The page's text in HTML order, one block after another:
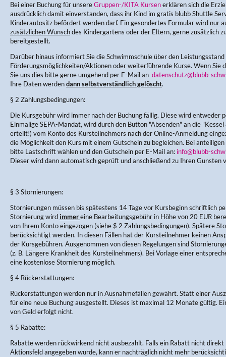
Bei einer Buchung für unsereGruppen-/KITA Kursenerklären sich die
ausdrücklich damit einverstanden, dass ihr Kind im gratis blubb Shuttle
Kinderautositz befördert werden darf. Ein gesondertes Formular wird nur
zusätzlichen Wunschdes Kindergartens oder der Eltern, gerne zusätzlich
bereitgestellt.
Darüber hinaus informiert Sie die Schwimmschule über den
Förderungsmöglichkeiten/Aktionen oder weiterführende Kurse. Wenn Sie
Sie uns dies bitte gerne umgehend per E-Mail an datenschutz@blubb-
Ihre Daten werdendann selbstverständlich gelöscht.
§ 2 Zahlungsbedingungen:
Die Kursgebühr wird immer nach der Buchung fällig. Diese wird entweder
Einmalige SEPA-Mandat, wird durch den Button "Absenden" an die
erteilt!) vom Konto des Kursteilnehmers nach der Online-Anmeldung
die Möglichkeit den Kurs mit einem Gutschein zu begleichen. Bei
bitte Lastschrift wählen und den Gutschein per E-Mail an: info@blubb-
Dieser wird dann automatisch geprüft und anschließend zu Ihren Gunsten
§ 3 Stornierungen:
Stornierungen müssen bis spätestens 14 Tage vor Kursbeginn schriftlich
Stornierung wirdimmereine Bearbeitungsgebühr in Höhe von 20 EUR
von Ihrem Konto eingezogen (siehe $ 2 Zahlungsbedingungen). Spätere
berücksichtigt werden. In diesen Fällen hat der Kursteilnehmer keinen
der Kursgebühren. Ausgenommen von diesen Regelungen sind
(z. B. Längere Krankheit des Kursteilnehmers). Bei Vorlage einer
eine kostenlose Stornierung möglich.
§ 4 Rückerstattungen:
Rückerstattungen werden nur in Ausnahmefällen gewährt. Statt einer
für eine neue Buchung ausgestellt. Dieses ist maximal 12 Monate gültig.
von Geld erfolgt nicht.
§ 5 Rabatte:
Rabatte werden rückwirkend nicht ausbezahlt. Falls ein Rabatt nicht direkt
Aktionsfeld angegeben wurde, kann er nachträglich nicht mehr